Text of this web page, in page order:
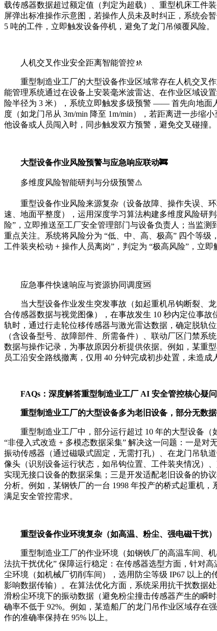
载传感器数据超过额定值（判定为超载）、重型机床工件
屏弹出标准操作示意图，若操作人员未及时纠正，系统会
5 吨的工件，立即触发设备停机，避免了龙门吊倾覆风险。
人机交叉作业安全距离智能管控🚸
重型制造业工厂的大型设备作业区域常存在人机交叉
能管理系统通过在设备上安装毫米波雷达、在作业区域设
险半径为 3 米），系统立即触发多级预警 —— 首先向地面
度（如龙门吊从 3m/min 降至 1m/min），若距离进一步缩
他设备或人员闯入时，同步触发双方预警，避免交叉碰撞。
大型设备作业风险预警与应急响应联动🚒
多维度风险智能研判与分级预警⚠️
重型设备作业风险来源复杂（设备故障、操作失误、
速、地面平整度），运用深度学习算法构建多维度风险研
险”，立即推送至工厂安全管理部门与设备负责人；当监
重点关注。系统将风险分为 “低、中、高、极高” 四个等
工件装夹松动 + 操作人员离岗”，判定为 “极高风险”，立
应急事件快速响应与资源协同调度🆘
当大型设备作业发生突发事故（如起重机吊钩断裂、
合传感器数据与视觉图像），在事故发生 10 秒内定位事
轨时，通过行走轮位移传感器与激光雷达数据，确定脱轨
（含设备型号、故障部件、所需备件）、联动厂区门禁
数据与操作记录，为事故原因分析提供依据。例如，某重
员工沿安全路线撤离，仅用 40 分钟完成初步处置，未造成
FAQs：深度解答重型制造业工厂 AI 安全管控核心疑
重型制造业工厂的大型设备多为老旧设备，部分无数
重型制造业工厂中，部分运行超过 10 年的大型设备
“非侵入式改造 + 多模态数据采集” 解决这一问题：一是
振动传感器（通过磁吸式固定，无需打孔）、在龙门吊轨
像头（识别设备运行状态，如吊钩位置、工件装夹情况）
实现无接口设备的数据采集；三是开发适配老旧设备的协
分析。例如，某钢铁厂的一台 1998 年投产的桥式起重机
满足安全管控需求。
重型设备作业环境复杂（如高温、粉尘、强电磁干扰
重型制造业工厂的作业环境（如钢铁厂的高温车间、
法抗干扰优化” 保障运行稳定：在传感器选型方面，针对
尘环境（如机械厂切削车间），选用防尘等级 IP67 以上
影响数据传输）。在算法优化方面，系统采用抗干扰数据
滑粉尘环境下的振动数据（避免粉尘撞击传感器产生的瞬
确率不低于 92%。例如，某造船厂的龙门吊作业区域存在
作的准确率保持在 95% 以上。